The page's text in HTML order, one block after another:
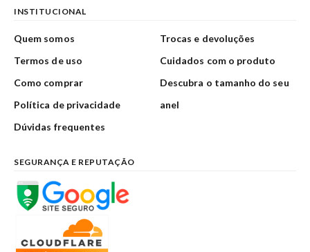
INSTITUCIONAL
Quem somos
Termos de uso
Como comprar
Política de privacidade
Dúvidas frequentes
Trocas e devoluções
Cuidados com o produto
Descubra o tamanho do seu
anel
SEGURANÇA E REPUTAÇÃO